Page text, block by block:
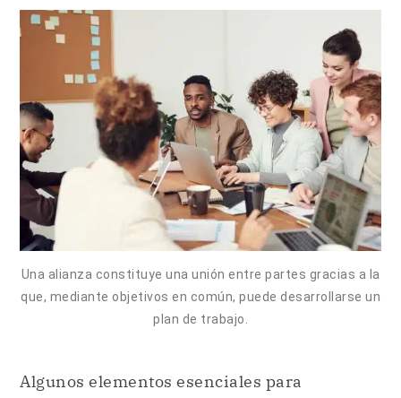
Una alianza constituye una unión entre partes gracias a la
que, mediante objetivos en común, puede desarrollarse un
plan de trabajo.
Algunos elementos esenciales para